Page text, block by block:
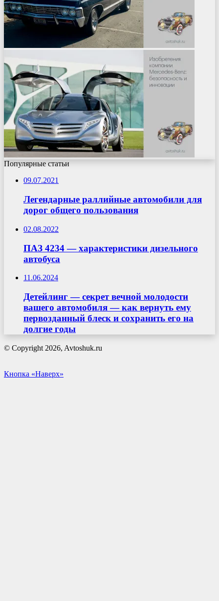
Популярные статьи
09.07.2021
Легендарные раллийные автомобили для
дорог общего пользования
02.08.2022
ПАЗ 4234 — характеристики дизельного
автобуса
11.06.2024
Детейлинг — секрет вечной молодости
вашего автомобиля — как вернуть ему
первозданный блеск и сохранить его на
долгие годы
© Copyright 2026, Avtoshuk.ru
Кнопка «Наверх»